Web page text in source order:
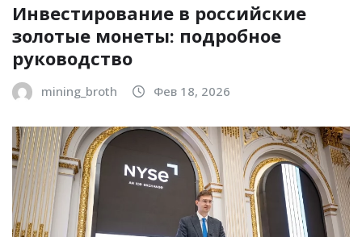
Инвестирование в российские
золотые монеты: подробное
руководство
mining_broth Фев 18, 2026